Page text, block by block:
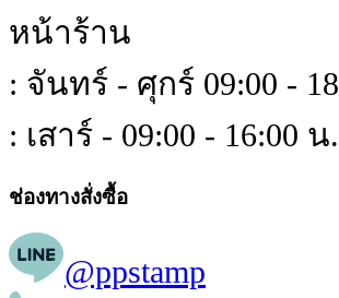
หน้าร้าน
: จันทร์ - ศุกร์ 09:00 -
: เสาร์ - 09:00 - 16:00 น.
ช่องทางสั่งซื้อ
@ppstamp